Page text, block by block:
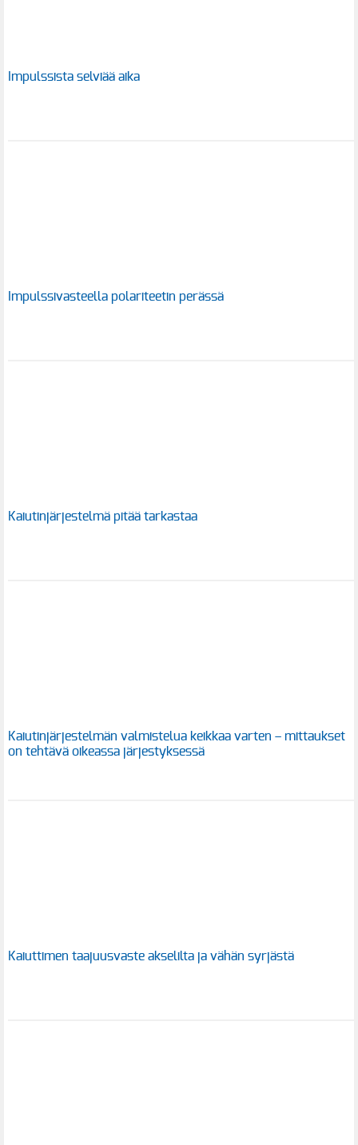
Impulssista selviää aika
Impulssivasteella polariteetin perässä
Kaiutinjärjestelmä pitää tarkastaa
Kaiutinjärjestelmän valmistelua keikkaa varten – mittaukset
on tehtävä oikeassa järjestyksessä
Kaiuttimen taajuusvaste akselilta ja vähän syrjästä